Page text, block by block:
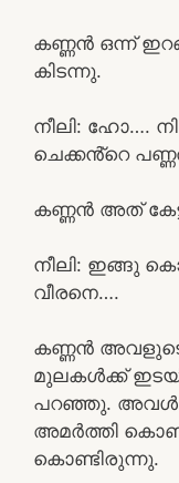
കണ്ണൻ ഒന്ന്
കിടന്നു.
നീലി: ഹോ….
ചെക്കൻ്റെ
കണ്ണൻ അത്
നീലി: ഇങ്ങു
വീരനെ….
കണ്ണൻ അവളുടെ
മുലകൾക്ക്
പറഞ്ഞു. അവൾ
അമർത്തി
കൊണ്ടിരുന്നു.